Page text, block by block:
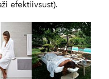
efektiivsust).